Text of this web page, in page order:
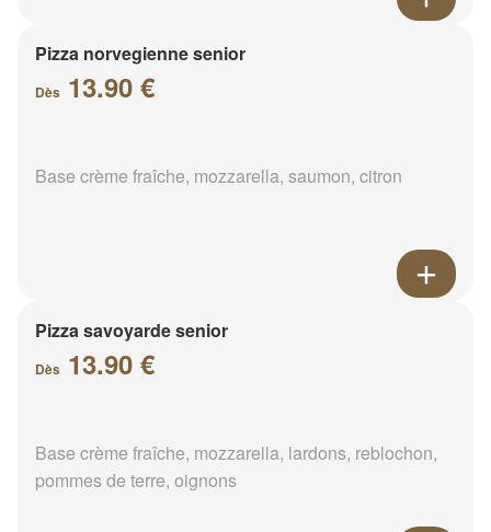
Pizza norvegienne senior
Dès 13.90 €
Base crème fraîche, mozzarella, saumon, citron
Pizza savoyarde senior
Dès 13.90 €
Base crème fraîche, mozzarella, lardons, reblochon,
pommes de terre, oignons